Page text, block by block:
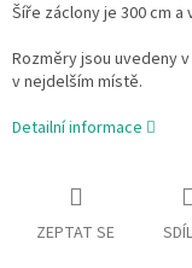
Šíře záclony je 300 cm a
Rozměry jsou uvedeny
v nejdelším místě.
Detailní informace
ZEPTAT SE